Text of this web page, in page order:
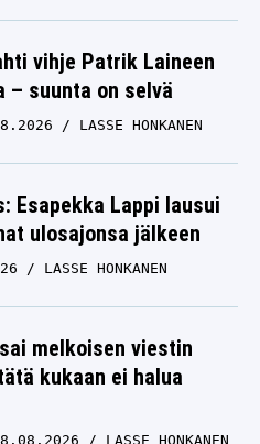
vihje Patrik Laineen
– suunta on selvä
LASSE HONKANEN
Esapekka Lappi lausui
ulosajonsa jälkeen
LASSE HONKANEN
melkoisen viestin
kukaan ei halua